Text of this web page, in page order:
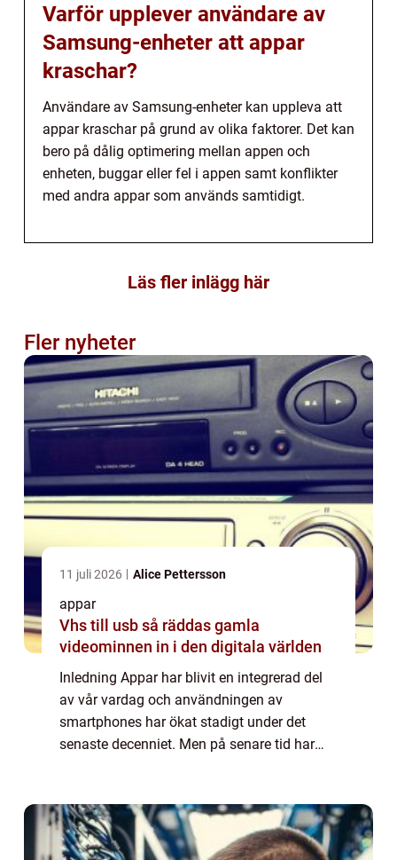
Varför upplever användare av
Samsung-enheter att appar
kraschar?
Användare av Samsung-enheter kan uppleva att
appar kraschar på grund av olika faktorer. Det kan
bero på dålig optimering mellan appen och
enheten, buggar eller fel i appen samt konflikter
med andra appar som används samtidigt.
Läs fler inlägg här
Fler nyheter
11 juli 2026 Alice Pettersson
appar
Vhs till usb så räddas gamla
videominnen in i den digitala världen
Inledning Appar har blivit en integrerad del
av vår vardag och användningen av
smartphones har ökat stadigt under det
senaste decenniet. Men på senare tid har
problem kan v...